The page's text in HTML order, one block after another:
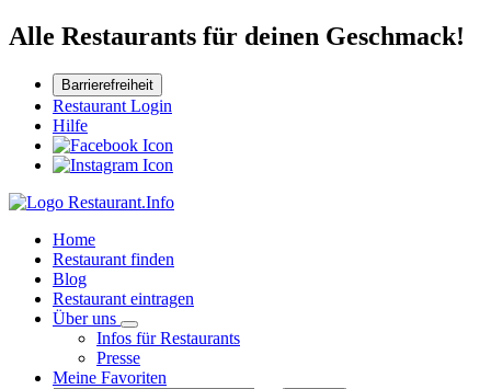
Alle Restaurants für deinen Geschmack!
Barrierefreiheit
Restaurant Login
Hilfe
Home
Restaurant finden
Blog
Restaurant eintragen
Über uns
Infos für Restaurants
Presse
Meine Favoriten